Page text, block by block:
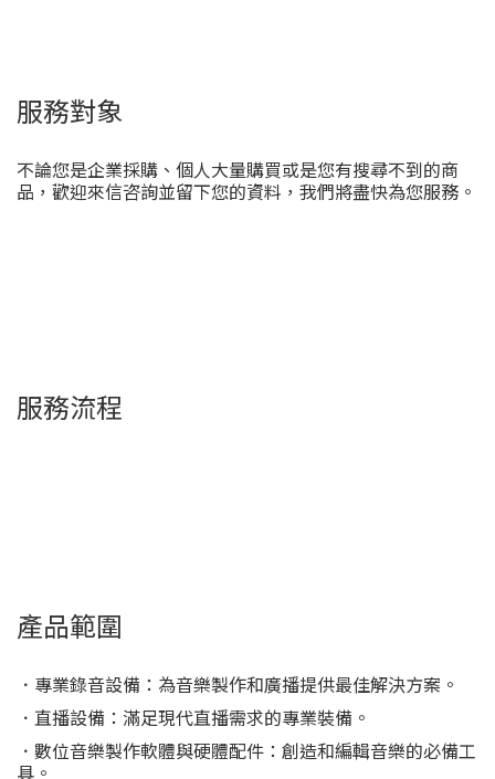
服務對象
不論您是企業採購、個人大量購買或是您有搜尋不到的商
品，歡迎來信咨詢並留下您的資料，我們將盡快為您服務。
服務流程
產品範圍
．專業錄音設備：為音樂製作和廣播提供最佳解決方案。
．直播設備：滿足現代直播需求的專業裝備。
．數位音樂製作軟體與硬體配件：創造和編輯音樂的必備工
具。